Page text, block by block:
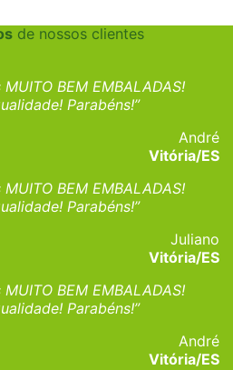
de nossos clientes
BEM EMBALADAS!
Parabéns!”
André
Vitória/ES
BEM EMBALADAS!
Parabéns!”
Juliano
Vitória/ES
BEM EMBALADAS!
Parabéns!”
André
Vitória/ES